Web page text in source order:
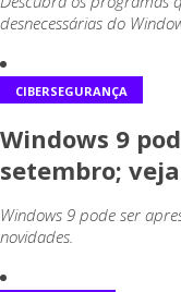
desnecessárias do
CIBERSEGURANÇA
Windows 9
setembro;
Windows 9 pode ser
novidades.